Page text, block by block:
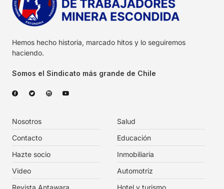
Hemos hecho historia, marcado hitos y lo seguiremos
haciendo.
Somos el Sindicato más grande de Chile
Nosotros
Contacto
Hazte socio
Video
Salud
Educación
Inmobiliaria
Automotriz